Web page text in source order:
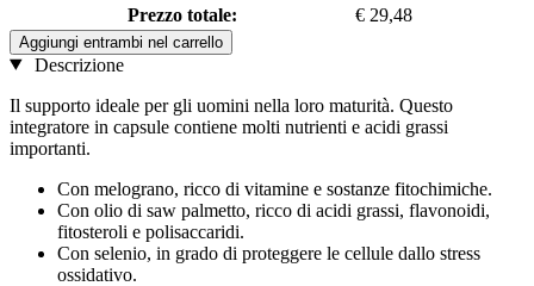
Prezzo totale:
€ 29,48
Aggiungi entrambi nel carrello
Descrizione
Il supporto ideale per gli uomini nella loro maturità. Questo
integratore in capsule contiene molti nutrienti e acidi grassi
importanti.
Con melograno, ricco di vitamine e sostanze fitochimiche.
Con olio di saw palmetto, ricco di acidi grassi, flavonoidi,
fitosteroli e polisaccaridi.
Con selenio, in grado di proteggere le cellule dallo stress
ossidativo.